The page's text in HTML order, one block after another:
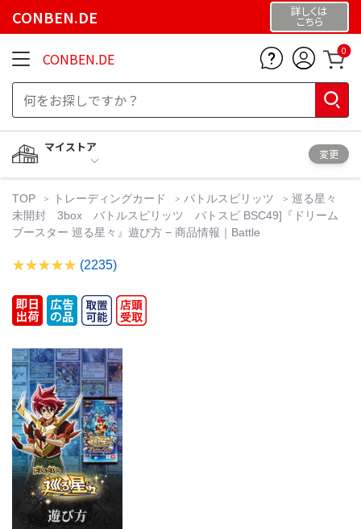
CONBEN.DE 詳しくは
こちら
CONBEN.DE 0
マイストア
変更
TOP トレーディングカード バトルスピリッツ
巡る星々
未開封 3box バトルスピリッツ バトスピ BSC49]『ドリーム
ブースター 巡る星々』遊び方 − 商品情報｜Battle
(2235)